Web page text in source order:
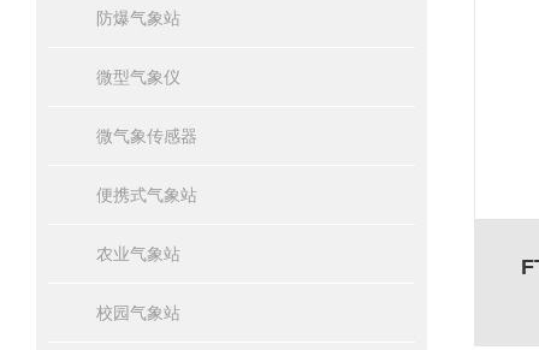
防爆气象站
微型气象仪
微气象传感器
便携式气象站
农业气象站
校园气象站